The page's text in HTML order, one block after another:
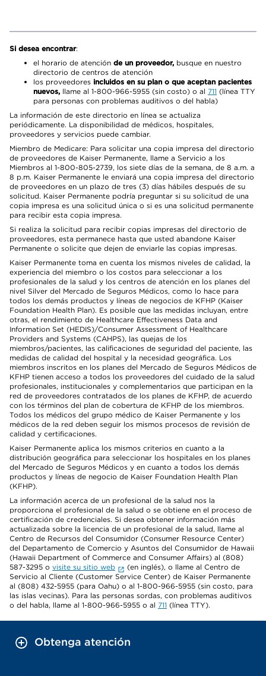
Si desea encontrar:
el horario de atención de un proveedor, busque en nuestro
directorio de centros de atención
los proveedores incluidos en su plan o que aceptan pacientes
nuevos, llame al 1-800-966-5955 (sin costo) o al 711 (línea TTY
para personas con problemas auditivos o del habla)
La información de este directorio en línea se actualiza
periódicamente. La disponibilidad de médicos, hospitales,
proveedores y servicios puede cambiar.
Miembro de Medicare: Para solicitar una copia impresa del directorio
de proveedores de Kaiser Permanente, llame a Servicio a los
Miembros al 1-800-805-2739, los siete días de la semana, de 8 a.m. a
8 p.m. Kaiser Permanente le enviará una copia impresa del directorio
de proveedores en un plazo de tres (3) días hábiles después de su
solicitud. Kaiser Permanente podría preguntar si su solicitud de una
copia impresa es una solicitud única o si es una solicitud permanente
para recibir esta copia impresa.
Si realiza la solicitud para recibir copias impresas del directorio de
proveedores, esta permanece hasta que usted abandone Kaiser
Permanente o solicite que dejen de enviarle las copias impresas.
Kaiser Permanente toma en cuenta los mismos niveles de calidad, la
experiencia del miembro o los costos para seleccionar a los
profesionales de la salud y los centros de atención en los planes del
nivel Silver del Mercado de Seguros Médicos, como lo hace para
todos los demás productos y líneas de negocios de KFHP (Kaiser
Foundation Health Plan). Es posible que las medidas incluyan, entre
otras, el rendimiento de Healthcare Effectiveness Data and
Information Set (HEDIS)/Consumer Assessment of Healthcare
Providers and Systems (CAHPS), las quejas de los
miembros/pacientes, las calificaciones de seguridad del paciente, las
medidas de calidad del hospital y la necesidad geográfica. Los
miembros inscritos en los planes del Mercado de Seguros Médicos de
KFHP tienen acceso a todos los proveedores del cuidado de la salud
profesionales, institucionales y complementarios que participan en la
red de proveedores contratados de los planes de KFHP, de acuerdo
con los términos del plan de cobertura de KFHP de los miembros.
Todos los médicos del grupo médico de Kaiser Permanente y los
médicos de la red deben seguir los mismos procesos de revisión de
calidad y certificaciones.
Kaiser Permanente aplica los mismos criterios en cuanto a la
distribución geográfica para seleccionar los hospitales en los planes
del Mercado de Seguros Médicos y en cuanto a todos los demás
productos y líneas de negocio de Kaiser Foundation Health Plan
(KFHP).
La información acerca de un profesional de la salud nos la
proporciona el profesional de la salud o se obtiene en el proceso de
certificación de credenciales. Si desea obtener información más
actualizada sobre la licencia de un profesional de la salud, llame al
Centro de Recursos del Consumidor (Consumer Resource Center)
del Departamento de Comercio y Asuntos del Consumidor de Hawaii
(Hawaii Department of Commerce and Consumer Affairs) al (808)
587-3295 o visite su sitio web
(en inglés), o llame al Centro de
Servicio al Cliente (Customer Service Center) de Kaiser Permanente
al (808) 432-5955 (para Oahu) o al 1-800-966-5955 (sin costo, para
las islas vecinas). Para las personas sordas, con problemas auditivos
o del habla, llame al 1-800-966-5955 o al 711 (línea TTY).
Obtenga atención